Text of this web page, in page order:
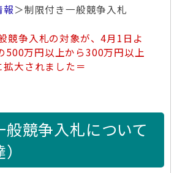
報＞制限付き一般競争入札
競争入札の対象が、4月1日よ
500万円以上から300万円以上
拡大されました＝
般競争入札について